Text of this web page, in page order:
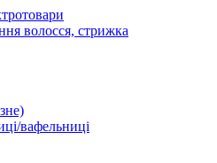
волосся, стрижка
вафельниці